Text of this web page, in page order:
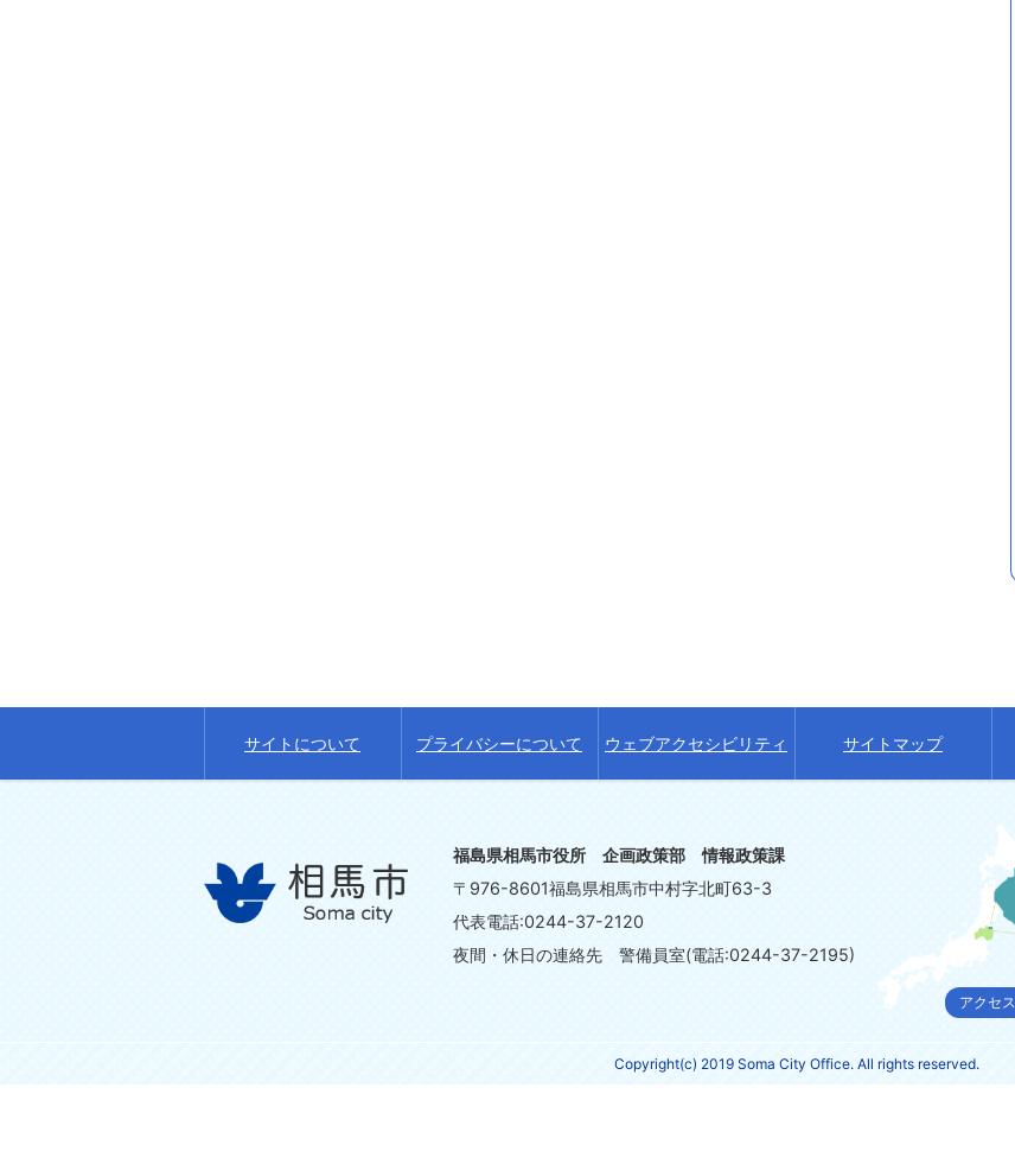
サイトについて プライバシーについて ウェブアクセシビリティ サイトマップ
福島県相馬市役所 企画政策部 情報政策課
〒976-8601福島県相馬市中村字北町63-3
代表電話:0244-37-2120
夜間・休日の連絡先 警備員室(電話:0244-37-2195)
アクセス
Copyright(c) 2019 Soma City Office. All rights reserved.